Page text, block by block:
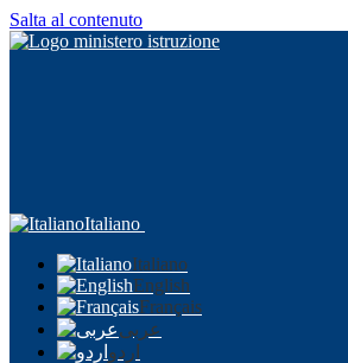
Salta al contenuto
Italiano
Italiano
English
Français
عربى
اردو